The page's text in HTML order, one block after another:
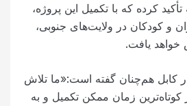
کرده که با تکمیل این پروژه،
و کودکان در ولایت‌های جنوبی،
خواهد یافت.
کابل هم‌چنان گفته است:«ما تلاش
کوتاه‌ترین زمان ممکن تکمیل و به